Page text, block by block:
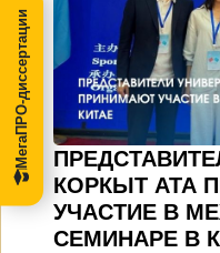
КОРКЫТ АТА
УЧАСТИЕ В
СЕМИНАРЕ В
МегаПРО-диссертации